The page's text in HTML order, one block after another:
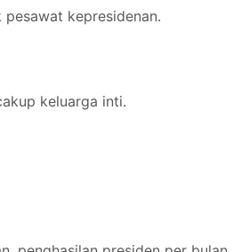
kepresidenan.
keluarga inti.